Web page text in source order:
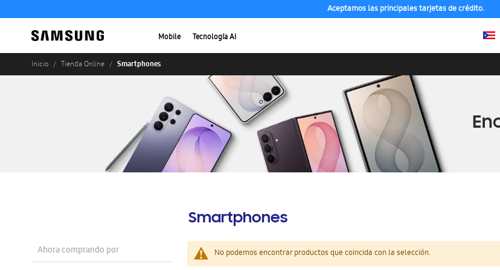
Aceptamos las principales tarjetas de crédito.
Mobile Tecnología AI
Inicio Tienda Online Smartphones
Smartphones
No podemos encontrar productos que coincida con la selección.
Ahora comprando por